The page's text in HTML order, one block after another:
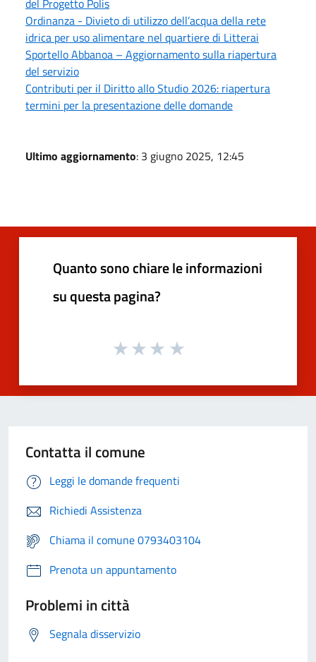
del Progetto Polis
Ordinanza - Divieto di utilizzo dell’acqua della rete
idrica per uso alimentare nel quartiere di Litterai
Sportello Abbanoa – Aggiornamento sulla riapertura
del servizio
Contributi per il Diritto allo Studio 2026: riapertura
termini per la presentazione delle domande
Ultimo aggiornamento: 3 giugno 2025, 12:45
Quanto sono chiare le informazioni
su questa pagina?
Contatta il comune
Leggi le domande frequenti
Richiedi Assistenza
Chiama il comune 0793403104
Prenota un appuntamento
Problemi in città
Segnala disservizio